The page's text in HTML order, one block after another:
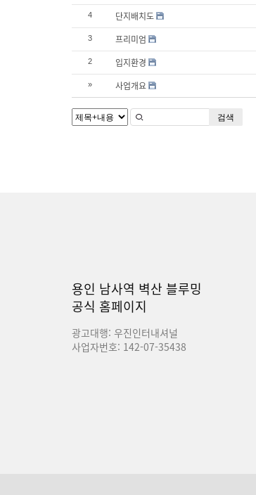
4 단지배치도
3 프리미엄
2 입지환경
» 사업개요
검색
용인 남사역 벽산 블루밍
공식 홈페이지
광고대행: 우진인터내셔널
사업자번호: 142-07-35438